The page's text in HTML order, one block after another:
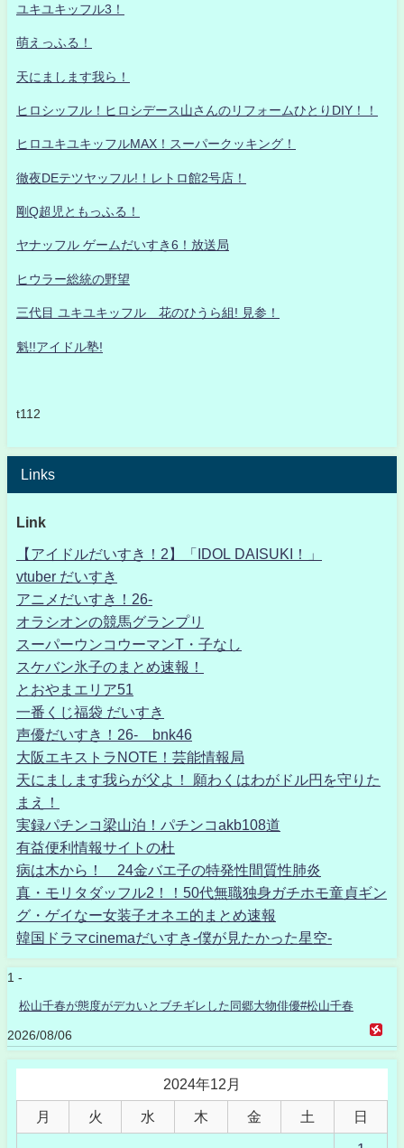
ユキユキッフル3！
萌えっふる！
天にまします我ら！
ヒロシッフル！ヒロシデース山さんのリフォームひとりDIY！！
ヒロユキユキッフルMAX！スーパークッキング！
徹夜DEテツヤッフル!！レトロ館2号店！
剛Q超児ともっふる！
ヤナッフル ゲームだいすき6！放送局
ヒウラー総統の野望
三代目 ユキユキッフル 花のひうら組! 見参！
魁!!アイドル塾!
t112
Links
Link
【アイドルだいすき！2】「IDOL DAISUKI！」
vtuber だいすき
アニメだいすき！26-
オラシオンの競馬グランプリ
スーパーウンコウーマンT・子なし
スケバン氷子のまとめ速報！
とおやまエリア51
一番くじ福袋 だいすき
声優だいすき！26- bnk46
大阪エキストラNOTE！芸能情報局
天にまします我らが父よ！ 願わくはわがドル円を守りた
まえ！
実録パチンコ梁山泊！パチンコakb108道
有益便利情報サイトの杜
病は木から！ 24金バエ子の特発性間質性肺炎
真・モリタダッフル2！！50代無職独身ガチホモ童貞ギン
グ・ゲイなー女装子オネエ的まとめ速報
韓国ドラマcinemaだいすき-僕が見たかった星空-
1 -
松山千春が態度がデカいとブチギレした同郷大物俳優#松山千春
2026/08/06
2024年12月
月 火 水 木 金 土 日